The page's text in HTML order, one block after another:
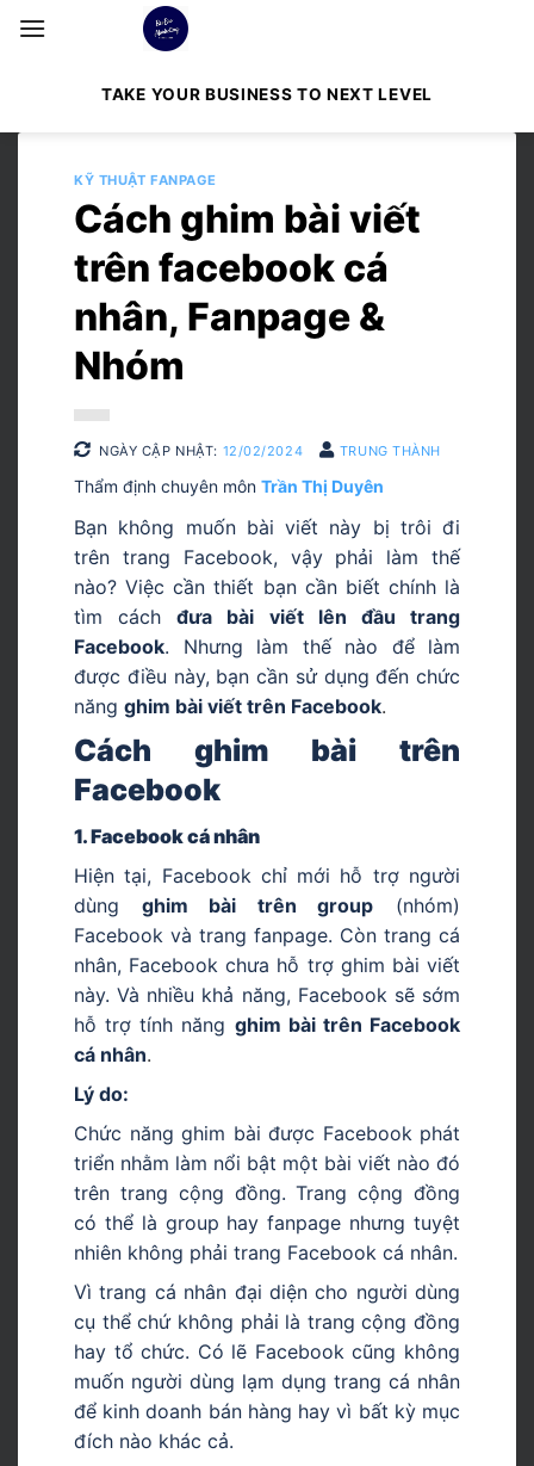
Bỏ
qua
TAKE YOUR BUSINESS TO NEXT LEVEL
KỸ THUẬT FANPAGE
Cách ghim bài viết
trên facebook cá
nhân, Fanpage &
Nhóm
NGÀY CẬP NHẬT: 12/02/2024 TRUNG THÀNH
Thẩm định chuyên môn Trần Thị Duyên
Bạn không muốn bài viết này bị trôi đi
trên trang Facebook, vậy phải làm thế
nào? Việc cần thiết bạn cần biết chính là
tìm cáchđưa bài viết lên đầu trang
Facebook. Nhưng làm thế nào để làm
được điều này, bạn cần sử dụng đến chức
năng ghim bài viết trên Facebook.
Cách ghim bài trên
Facebook
1. Facebook cá nhân
Hiện tại, Facebook chỉ mới hỗ trợ người
dùng ghim bài trên group (nhóm)
Facebook và trang fanpage. Còn trang cá
nhân, Facebook chưa hỗ trợ ghim bài viết
này. Và nhiều khả năng, Facebook sẽ sớm
hỗ trợ tính năng ghim bài trên Facebook
cá nhân.
Lý do:
Chức năng ghim bài được Facebook phát
triển nhằm làm nổi bật một bài viết nào đó
trên trang cộng đồng. Trang cộng đồng
có thể là group hay fanpage nhưng tuyệt
nhiên không phải trang Facebook cá nhân.
Vì trang cá nhân đại diện cho người dùng
cụ thể chứ không phải là trang cộng đồng
hay tổ chức. Có lẽ Facebook cũng không
muốn người dùng lạm dụng trang cá nhân
để kinh doanh bán hàng hay vì bất kỳ mục
đích nào khác cả.